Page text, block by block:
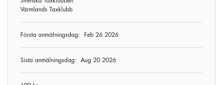
Värmlands Taxklubb
Första anmälningsdag: Feb 26 2026
Sista anmälningsdag: Aug 20 2026